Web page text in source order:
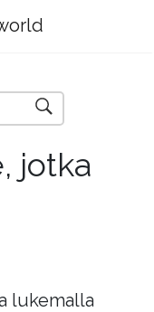
jotka
lukemalla